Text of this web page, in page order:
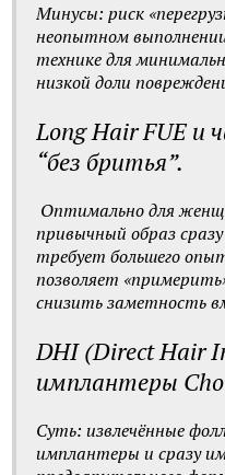
Минусы: риск
неопытном
технике для
низкой доли
Long Hair FUE и
“без бритья”.
Оптимально для
привычный образ
требует большего
позволяет
снизить заметность
DHI (Direct Hair
имплантеры
Суть: извлечённые
имплантеры и сразу